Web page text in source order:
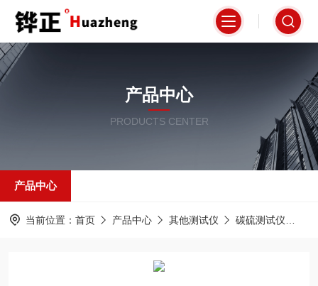
产品中心
PRODUCTS CENTER
产品中心
当前位置： 首页 产品中心 其他测试仪 碳硫测试仪